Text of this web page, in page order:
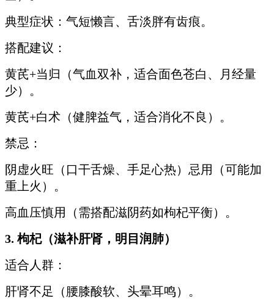
典型症状：气短懒言、舌淡胖有齿痕。
搭配建议：
黄芪+当归（气血双补，适合面色苍白、月经量
少）。
黄芪+白术（健脾益气，适合消化不良）。
禁忌：
阴虚火旺（口干舌燥、手足心热）忌用（可能加
重上火）。
高血压慎用（需搭配滋阴药如枸杞平衡）。
3. 枸杞（滋补肝肾，明目润肺）
适合人群：
肝肾不足（腰膝酸软、头晕耳鸣）。